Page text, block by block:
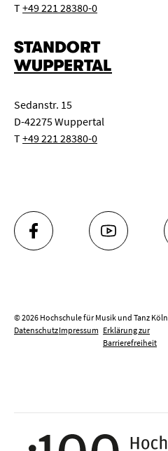
T+49 221 28380-0
STANDORT
WUPPERTAL
Sedanstr. 15
D-42275 Wuppertal
T+49 221 28380-0
FACEBOOK YOUTUBE
© 2026 Hochschule für Musik und Tanz Köln
DatenschutzImpressum Erklärung zur
Barrierefreiheit